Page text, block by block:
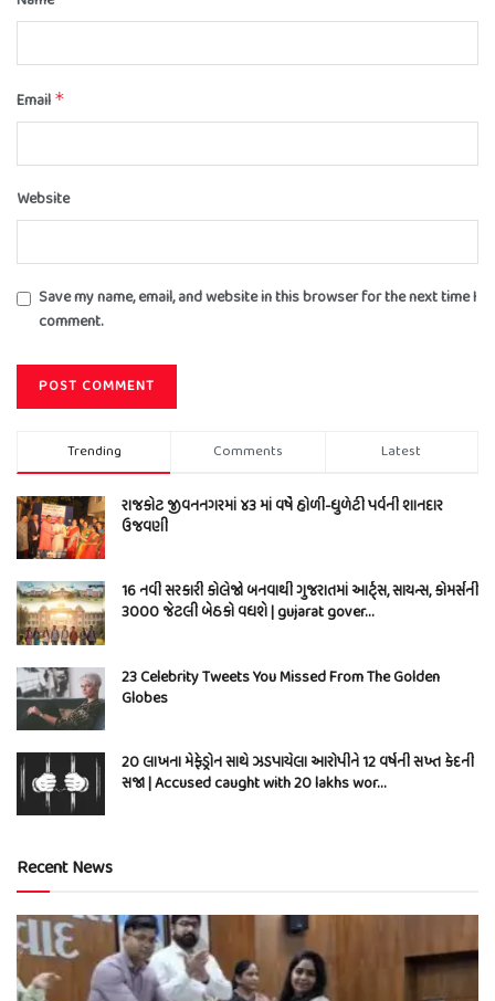
Email *
Website
Save my name, email, and website in this browser for the next time I
comment.
Trending Comments Latest
રાજકોટ જીવનનગરમાં ૪૩ માં વર્ષે હોળી-ધુળેટી પર્વની શાનદાર
ઉજવણી
16 નવી સરકારી કોલેજો બનવાથી ગુજરાતમાં આર્ટ્સ, સાયન્સ, કોમર્સની
3000 જેટલી બેઠકો વધશે | gujarat gover…
23 Celebrity Tweets You Missed From The Golden
Globes
20 લાખના મેફેડ્રોન સાથે ઝડપાયેલા આરોપીને 12 વર્ષની સખ્ત કેદની
સજા | Accused caught with 20 lakhs wor…
Recent News